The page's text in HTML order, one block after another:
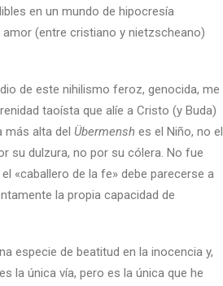
en un mundo de hipocresía
(entre cristiano y nietzscheano)
de este nihilismo feroz, genocida, me
taoísta que alíe a Cristo (y Buda)
más alta del Übermensh es el Niño, no el
su dulzura, no por su cólera. No fue
«caballero de la fe» debe parecerse a
la propia capacidad de
especie de beatitud en la inocencia y,
la única vía, pero es la única que he